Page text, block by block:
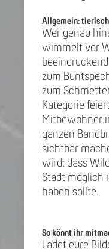
Allgemein:
Wer genau
wimmelt vor
zum
zum
Kategorie
ganzen
sichtbar
wird: dass
Stadt möglich
haben sollte.
So könnt ihr
Ladet eure